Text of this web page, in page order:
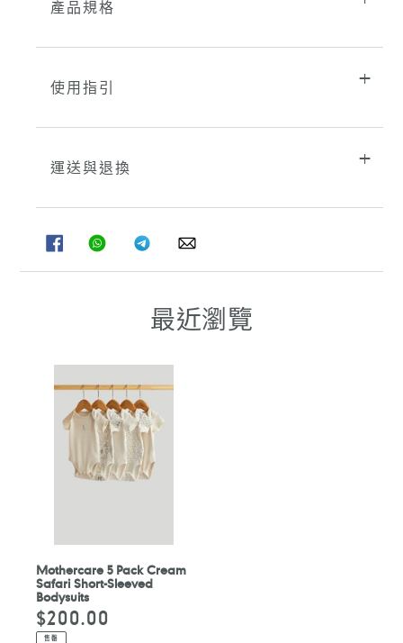
產品規格
使用指引
運送與退換
FACEBOOK
分
享
WHATSAPPTELEGRAM
分
享
WHATSAPP
最近瀏覽
Mothercare 5 Pack Cream
Safari Short-Sleeved
Bodysuits
定
價
$200.00
售罄